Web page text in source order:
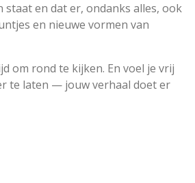
staat en dat er, ondanks alles, ook
en nieuwe vormen van
om rond te kijken. En voel je vrij
te laten — jouw verhaal doet er